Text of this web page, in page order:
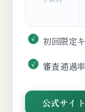
初回限定
審査通過
公式サイ